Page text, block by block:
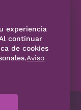
Ética
experiencia
continuar
de cookies
Aviso